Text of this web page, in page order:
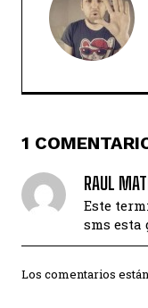
1
RAUL
Este
sms
Los comentarios